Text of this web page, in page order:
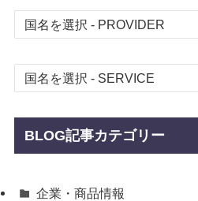
BLOG記事カテゴリー
企業・商品情報